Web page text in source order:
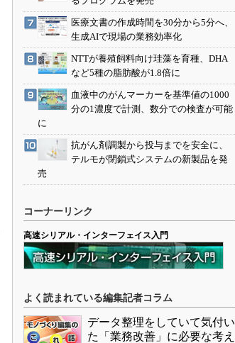
医療文書の作成時間を30分から5分へ、
生成AIで現場の業務効率化
NTTが養殖飼料向け珪藻を育種、DHA
など5種の脂肪酸が1.8倍に
血液中のがんマーカーを基準値の1000
分の1濃度で計測、数分での検査が可能
に
抗がん剤調製から投与までを安全に、
テルモが閉鎖式システムの新製品を発
売
コーナーリンク
高速シリアル・インターフェイス入門
よく読まれている編集記者コラム
データ整理をしていて気付い
た「業務改善」に必要な考え